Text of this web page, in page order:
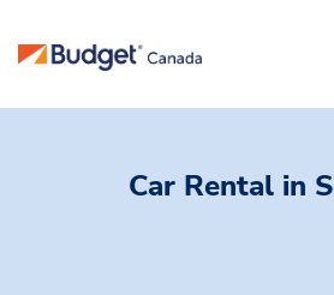
Car Rental in